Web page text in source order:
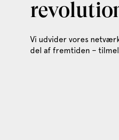
Vi udvider vores
del af fremtiden –